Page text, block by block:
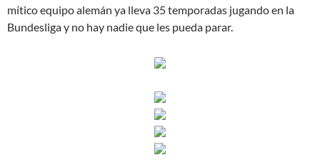
mítico equipo alemán ya lleva 35 temporadas jugando en la
Bundesliga y no hay nadie que les pueda parar.